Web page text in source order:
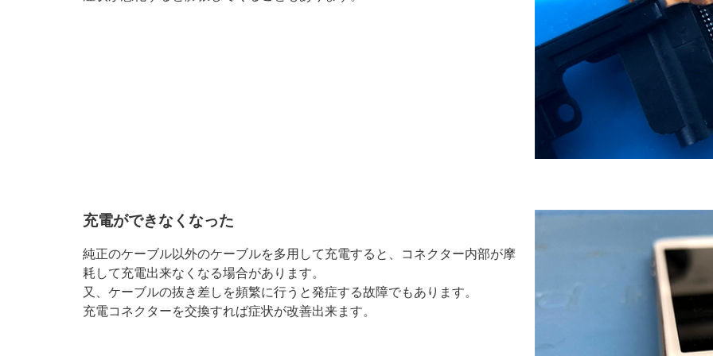
充電ができなくなった
純正のケーブル以外のケーブルを多用して充電すると、コネクター内部が摩
耗して充電出来なくなる場合があります。
又、ケーブルの抜き差しを頻繁に行うと発症する故障でもあります。
充電コネクターを交換すれば症状が改善出来ます。